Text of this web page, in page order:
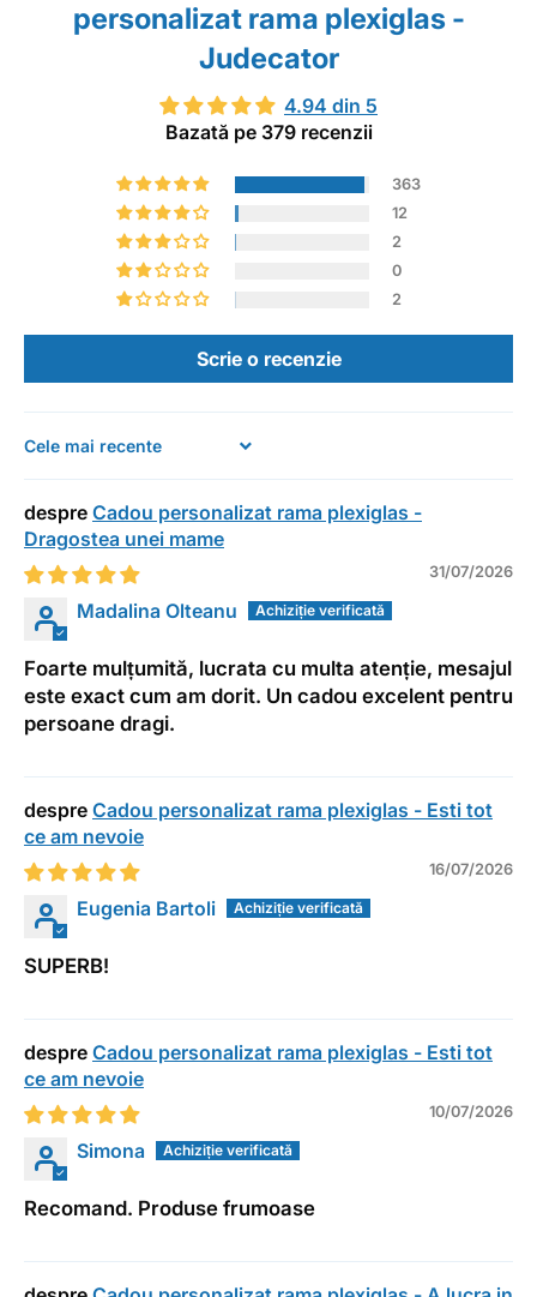
personalizat rama plexiglas -
Judecator
4.94 din 5
Bazată pe 379 recenzii
363
12
2
0
2
Scrie o recenzie
Sort by
Cadou personalizat rama plexiglas -
Dragostea unei mame
31/07/2026
Madalina Olteanu
Foarte mulțumită, lucrata cu multa atenție, mesajul
este exact cum am dorit. Un cadou excelent pentru
persoane dragi.
Cadou personalizat rama plexiglas - Esti tot
ce am nevoie
16/07/2026
Eugenia Bartoli
SUPERB!
Cadou personalizat rama plexiglas - Esti tot
ce am nevoie
10/07/2026
Simona
Recomand. Produse frumoase